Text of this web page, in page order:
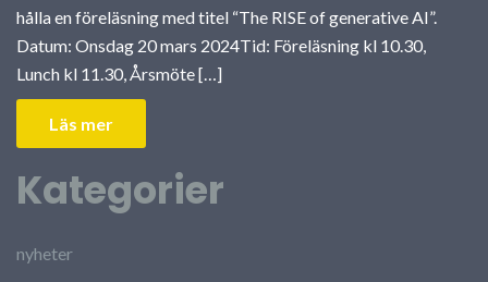
hålla en föreläsning med titel “The RISE of generative AI”.
Datum: Onsdag 20 mars 2024Tid: Föreläsning kl 10.30,
Lunch kl 11.30, Årsmöte […]
Läs mer
Kategorier
nyheter